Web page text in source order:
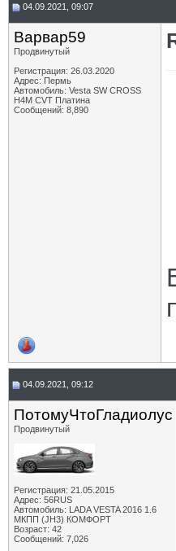
04.09.2021, 09:07
Варвар59
Продвинутый
Регистрация: 26.03.2020
Адрес: Пермь
Автомобиль: Vesta SW CROSS
H4M CVT Платина
Сообщений: 8,890
04.09.2021, 09:12
ПотомуЧтоГладиолус
Продвинутый
Регистрация: 21.05.2015
Адрес: 56RUS
Автомобиль: LADA VESTA 2016 1.6
МКПП (JH3) КОМФОРТ
Возраст: 42
Сообщений: 7,026